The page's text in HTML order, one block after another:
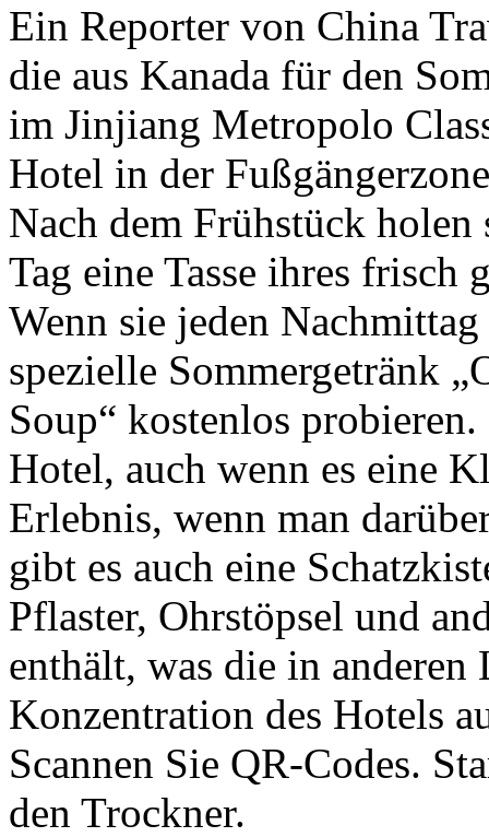
Ein Reporter von China
die aus Kanada für den
im Jinjiang Metropolo
Hotel in der
Nach dem Frühstück holen
Tag eine Tasse ihres frisch
Wenn sie jeden
spezielle Sommergetränk
Soup“ kostenlos
Hotel, auch wenn es eine
Erlebnis, wenn man
gibt es auch eine
Pflaster, Ohrstöpsel und
enthält, was die in anderen
Konzentration des Hotels
Scannen Sie QR-Codes.
den Trockner.